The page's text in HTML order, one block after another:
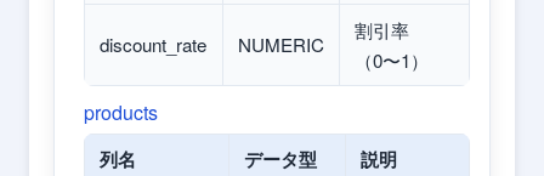
discount_rate NUMERIC
割引率
（0〜1）
products
列名 データ型 説明